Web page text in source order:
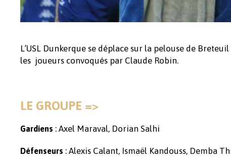
L’USL Dunkerque se déplace sur la pelouse de
les joueurs convoqués par Claude Robin.
LE GROUPE =>
Gardiens : Axel Maraval, Dorian Salhi
Défenseurs : Alexis Calant, Ismaël Kandouss, Demba